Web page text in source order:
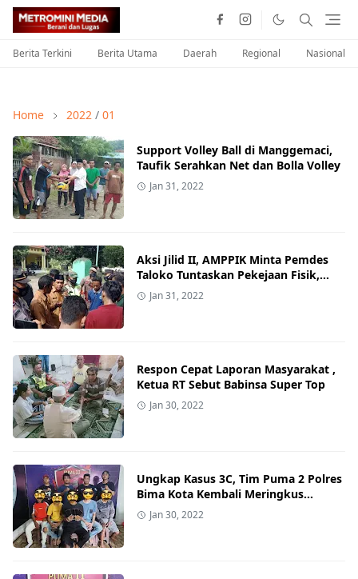
Berita Terkini Berita Utama Daerah Regional Nasional
Home 2022 / 01
Support Volley Ball di Manggemaci,
Taufik Serahkan Net dan Bolla Volley
Jan 31, 2022
Aksi Jilid II, AMPPIK Minta Pemdes
Taloko Tuntaskan Pekejaan Fisik,
Kades: Pekerjaan Sedang
Dilaksanakan
Jan 31, 2022
Respon Cepat Laporan Masyarakat ,
Ketua RT Sebut Babinsa Super Top
Jan 30, 2022
Ungkap Kasus 3C, Tim Puma 2 Polres
Bima Kota Kembali Meringkus
Terduga Pelaku Curat dan Penadah
Jan 30, 2022